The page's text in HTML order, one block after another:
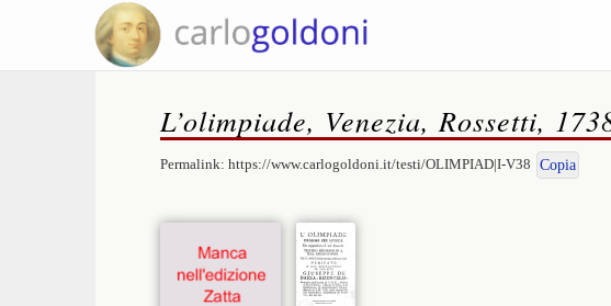
L’olimpiade, Venezia, Rossetti,
Permalink: https://www.carlogoldoni.it/testi/OLIMPIAD|I-V38 Copia